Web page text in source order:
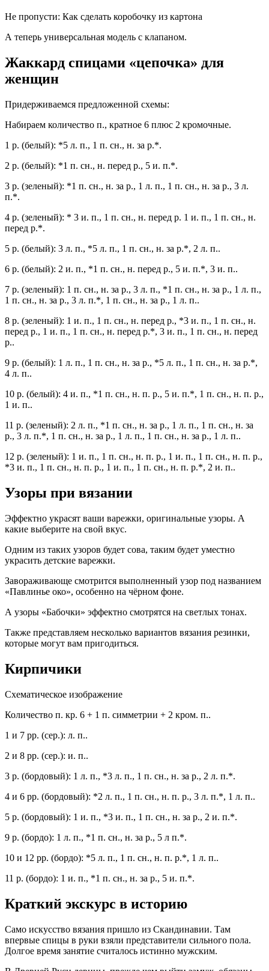
Не пропусти: Как сделать коробочку из картона
А теперь универсальная модель с клапаном.
Жаккард спицами «цепочка» для
женщин
Придерживаемся предложенной схемы:
Набираем количество п., кратное 6 плюс 2 кромочные.
1 р. (белый): *5 л. п., 1 п. сн., н. за р.*.
2 р. (белый): *1 п. сн., н. перед р., 5 и. п.*.
3 р. (зеленый): *1 п. сн., н. за р., 1 л. п., 1 п. сн., н. за р., 3 л.
п.*.
4 р. (зеленый): * 3 и. п., 1 п. сн., н. перед р. 1 и. п., 1 п. сн., н.
перед р.*.
5 р. (белый): 3 л. п., *5 л. п., 1 п. сн., н. за р.*, 2 л. п..
6 р. (белый): 2 и. п., *1 п. сн., н. перед р., 5 и. п.*, 3 и. п..
7 р. (зеленый): 1 п. сн., н. за р., 3 л. п., *1 п. сн., н. за р., 1 л. п.,
1 п. сн., н. за р., 3 л. п.*, 1 п. сн., н. за р., 1 л. п..
8 р. (зеленый): 1 и. п., 1 п. сн., н. перед р., *3 и. п., 1 п. сн., н.
перед р., 1 и. п., 1 п. сн., н. перед р.*, 3 и. п., 1 п. сн., н. перед
р..
9 р. (белый): 1 л. п., 1 п. сн., н. за р., *5 л. п., 1 п. сн., н. за р.*,
4 л. п..
10 р. (белый): 4 и. п., *1 п. сн., н. п. р., 5 и. п.*, 1 п. сн., н. п. р.,
1 и. п..
11 р. (зеленый): 2 л. п., *1 п. сн., н. за р., 1 л. п., 1 п. сн., н. за
р., 3 л. п.*, 1 п. сн., н. за р., 1 л. п., 1 п. сн., н. за р., 1 л. п..
12 р. (зеленый): 1 и. п., 1 п. сн., н. п. р., 1 и. п., 1 п. сн., н. п. р.,
*3 и. п., 1 п. сн., н. п. р., 1 и. п., 1 п. сн., н. п. р.*, 2 и. п..
Узоры при вязании
Эффектно украсят ваши варежки, оригинальные узоры. А
какие выберите на свой вкус.
Одним из таких узоров будет сова, таким будет уместно
украсить детские варежки.
Завораживающе смотрится выполненный узор под названием
«Павлинье око», особенно на чёрном фоне.
А узоры «Бабочки» эффектно смотрятся на светлых тонах.
Также представляем несколько вариантов вязания резинки,
которые могут вам пригодиться.
Кирпичики
Схематическое изображение
Количество п. кр. 6 + 1 п. симметрии + 2 кром. п..
1 и 7 рр. (сер.): л. п..
2 и 8 рр. (сер.): и. п..
3 р. (бордовый): 1 л. п., *3 л. п., 1 п. сн., н. за р., 2 л. п.*.
4 и 6 рр. (бордовый): *2 л. п., 1 п. сн., н. п. р., 3 л. п.*, 1 л. п..
5 р. (бордовый): 1 и. п., *3 и. п., 1 п. сн., н. за р., 2 и. п.*.
9 р. (бордо): 1 л. п., *1 п. сн., н. за р., 5 л п.*.
10 и 12 рр. (бордо): *5 л. п., 1 п. сн., н. п. р.*, 1 л. п..
11 р. (бордо): 1 и. п., *1 п. сн., н. за р., 5 и. п.*.
Краткий экскурс в историю
Само искусство вязания пришло из Скандинавии. Там
впервые спицы в руки взяли представители сильного пола.
Долгое время занятие считалось истинно мужским.